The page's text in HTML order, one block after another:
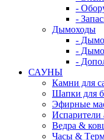
-
-
Дымоходы
-
-
-
САУНЫ
Камни для
Шапки для
Эфирные
Испарители
Ведра &
Часы &